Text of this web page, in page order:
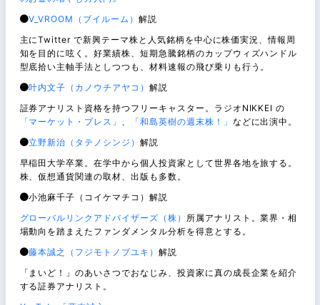
V_VROOM（ブイルーム） 解説
主にTwitter で新興テーマ株と人気銘柄を中心に株価実況、情報周
知を目的に呟く。好業績株、短期急騰銘柄のカップウィズハンドル
型底拾い主軸手法としつつも、材料速報の飛び乗りも行う。
叶内文子（カノウチアヤコ） 解説
証券アナリスト資格を持つフリーキャスター。ラジオNIKKEI の
「マーケット・プレス」
「和島英樹の週末株！」 などに出演中。
立野新治（タテノシンジ） 解説
早稲田大学卒業。在学中から個人投資家として世界各地を旅する。
株、仮想通貨関連の取材、出版も多数。
小池麻千子（コイケマチコ）解説
グローバルリンクアドバイザーズ（株） 所属アナリスト。業界・相
場動向を踏まえたファンダメンタル分析を得意とする。
藤本誠之（フジモトノブユキ） 解説
「まいど！」のあいさつでおなじみ、投資家に真の成長企業を紹介
する証券アナリスト。